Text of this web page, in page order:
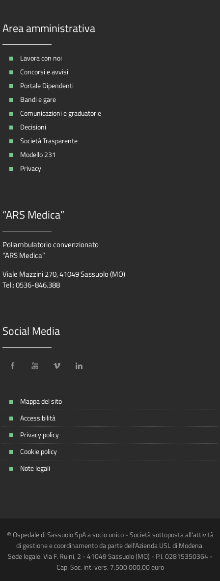
Area amministrativa
Lavora con noi
Concorsi e avvisi
Portale Dipendenti
Bandi e gare
Comunicazioni e graduatorie
Decisioni
Società Trasparente
Modello 231
Privacy
“ARS Medica”
Poliambulatorio convenzionato
“ARS Medica”
Viale Mazzini 270, 41049 Sassuolo (MO)
Tel.: 0536-846.388
Social Media
Mappa del sito
Accessibilità
Privacy policy
Cookie policy
Note legali
© Ospedale di Sassuolo SpA a socio unico - Società sottoposta all'attività
di gestione e coordinamento da parte dell'Azienda USL di Modena.
Sede legale: Via F. Ruini, 2 - 41049 Sassuolo (MO) - P.I. 02815350364 -
Cap. Soc. int. vers. 7.500.000,00 euro